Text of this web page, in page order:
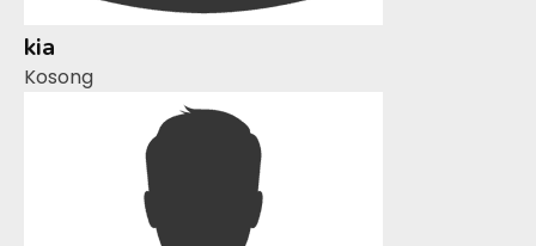
kia
Kosong